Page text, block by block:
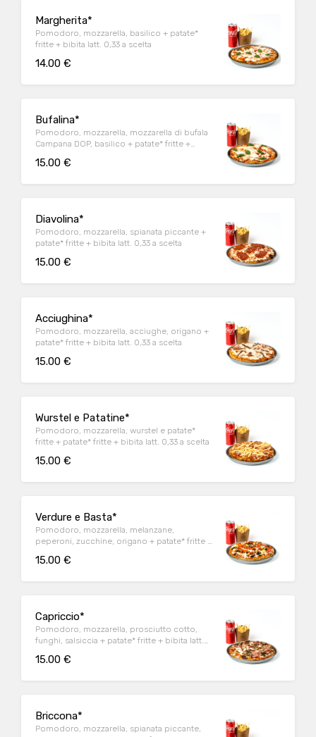
Margherita*
Pomodoro, mozzarella, basilico + patate*
fritte + bibita latt. 0,33 a scelta
14.00 €
Bufalina*
Pomodoro, mozzarella, mozzarella di bufala
Campana DOP, basilico + patate* fritte +
15.00 €
Diavolina*
Pomodoro, mozzarella, spianata piccante +
patate* fritte + bibita latt. 0,33 a scelta
15.00 €
Acciughina*
Pomodoro, mozzarella, acciughe, origano +
patate* fritte + bibita latt. 0,33 a scelta
15.00 €
Wurstel e Patatine*
Pomodoro, mozzarella, wurstel e patate*
fritte + patate* fritte + bibita latt. 0,33 a scelta
15.00 €
Verdure e Basta*
Pomodoro, mozzarella, melanzane,
peperoni, zucchine, origano + patate* fritte +
15.00 €
Capriccio*
Pomodoro, mozzarella, prosciutto cotto,
funghi, salsiccia + patate* fritte + bibita latt.
15.00 €
Briccona*
Pomodoro, mozzarella, spianata piccante,